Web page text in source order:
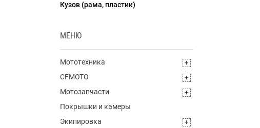
Кузов (рама, пластик)
МЕНЮ
Мототехника
CFMOTO
Мотозапчасти
Покрышки и камеры
Экипировка